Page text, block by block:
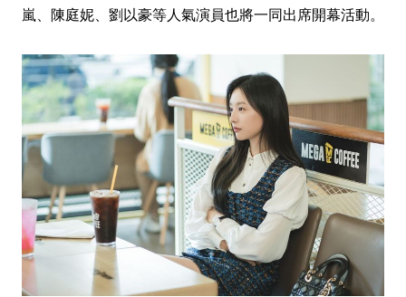
嵐、陳庭妮、劉以豪等人氣演員也將一同出席開幕活動。